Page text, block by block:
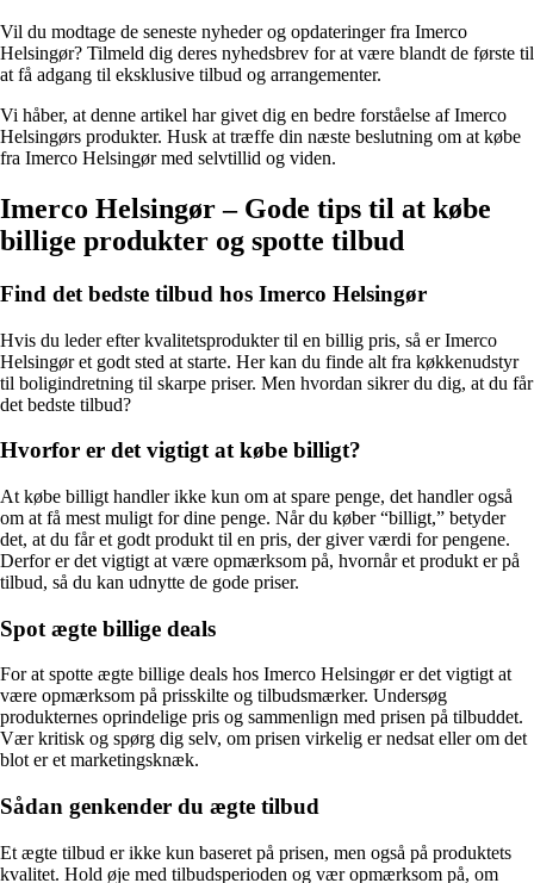
Vil du modtage de seneste nyheder og opdateringer fra Imerco
Helsingør? Tilmeld dig deres nyhedsbrev for at være blandt de første til
at få adgang til eksklusive tilbud og arrangementer.
Vi håber, at denne artikel har givet dig en bedre forståelse af Imerco
Helsingørs produkter. Husk at træffe din næste beslutning om at købe
fra Imerco Helsingør med selvtillid og viden.
Imerco Helsingør – Gode tips til at købe
billige produkter og spotte tilbud
Find det bedste tilbud hos Imerco Helsingør
Hvis du leder efter kvalitetsprodukter til en billig pris, så er Imerco
Helsingør et godt sted at starte. Her kan du finde alt fra køkkenudstyr
til boligindretning til skarpe priser. Men hvordan sikrer du dig, at du får
det bedste tilbud?
Hvorfor er det vigtigt at købe billigt?
At købe billigt handler ikke kun om at spare penge, det handler også
om at få mest muligt for dine penge. Når du køber “billigt,” betyder
det, at du får et godt produkt til en pris, der giver værdi for pengene.
Derfor er det vigtigt at være opmærksom på, hvornår et produkt er på
tilbud, så du kan udnytte de gode priser.
Spot ægte billige deals
For at spotte ægte billige deals hos Imerco Helsingør er det vigtigt at
være opmærksom på prisskilte og tilbudsmærker. Undersøg
produkternes oprindelige pris og sammenlign med prisen på tilbuddet.
Vær kritisk og spørg dig selv, om prisen virkelig er nedsat eller om det
blot er et marketingsknæk.
Sådan genkender du ægte tilbud
Et ægte tilbud er ikke kun baseret på prisen, men også på produktets
kvalitet. Hold øje med tilbudsperioden og vær opmærksom på, om